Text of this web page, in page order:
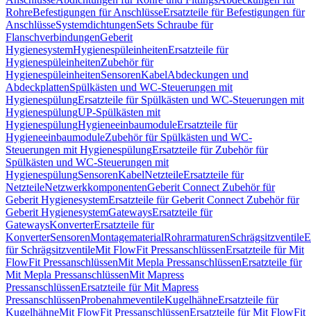
RohreBefestigungen für AnschlüsseErsatzteile für Befestigungen für
AnschlüsseSystemdichtungenSets Schraube für
FlanschverbindungenGeberit
HygienesystemHygienespüleinheitenErsatzteile für
HygienespüleinheitenZubehör für
HygienespüleinheitenSensorenKabelAbdeckungen und
AbdeckplattenSpülkästen und WC-Steuerungen mit
HygienespülungErsatzteile für Spülkästen und WC-Steuerungen mit
HygienespülungUP-Spülkästen mit
HygienespülungHygieneeinbaumoduleErsatzteile für
HygieneeinbaumoduleZubehör für Spülkästen und WC-
Steuerungen mit HygienespülungErsatzteile für Zubehör für
Spülkästen und WC-Steuerungen mit
HygienespülungSensorenKabelNetzteileErsatzteile für
NetzteileNetzwerkkomponentenGeberit Connect Zubehör für
Geberit HygienesystemErsatzteile für Geberit Connect Zubehör für
Geberit HygienesystemGatewaysErsatzteile für
GatewaysKonverterErsatzteile für
KonverterSensorenMontagematerialRohrarmaturenSchrägsitzventile
für SchrägsitzventileMit FlowFit PressanschlüssenErsatzteile für Mit
FlowFit PressanschlüssenMit Mepla PressanschlüssenErsatzteile für
Mit Mepla PressanschlüssenMit Mapress
PressanschlüssenErsatzteile für Mit Mapress
PressanschlüssenProbenahmeventileKugelhähneErsatzteile für
KugelhähneMit FlowFit PressanschlüssenErsatzteile für Mit FlowFit